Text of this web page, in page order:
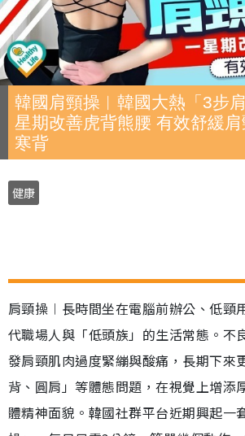
韓國肩頸操︱韓國大熱「3步
星期改善虎背熊腰 有效舒緩
寒背
健康
肩頸操︱長時間坐在電腦前辦公、低頸
代職場人與「低頭族」的生活常態。不
發肩頸肌肉過度緊繃與酸痛，長期下來
背、圓肩」等體態問題，在視覺上增添
體精神面貌。韓國社群平台近期興起一